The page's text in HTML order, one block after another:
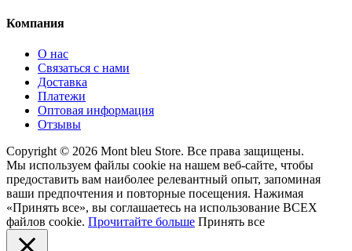
Компания
О нас
Связаться с нами
Доставка
Платежи
Оптовая информация
Отзывы
Copyright © 2026 Mont bleu Store. Все права защищены.
Мы используем файлы cookie на нашем веб-сайте, чтобы
предоставить вам наиболее релевантный опыт, запоминая
ваши предпочтения и повторные посещения. Нажимая
«Принять все», вы соглашаетесь на использование ВСЕХ
файлов cookie. Прочитайте больше Принять все